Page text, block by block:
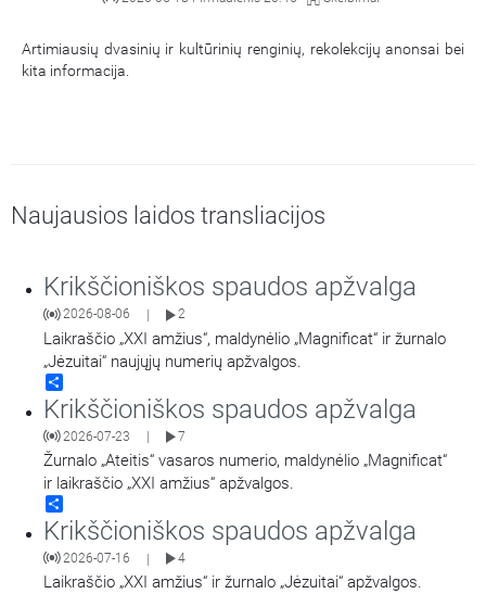
Artimiausių dvasinių ir kultūrinių renginių, rekolekcijų anonsai bei
kita informacija.
Naujausios laidos transliacijos
Krikščioniškos spaudos apžvalga
2026-08-06 2
Laikraščio „XXI amžius“, maldynėlio „Magnificat“ ir žurnalo
„Jėzuitai“ naujųjų numerių apžvalgos.
Krikščioniškos spaudos apžvalga
2026-07-23 7
Žurnalo „Ateitis“ vasaros numerio, maldynėlio „Magnificat“
ir laikraščio „XXI amžius“ apžvalgos.
Krikščioniškos spaudos apžvalga
2026-07-16 | 4
Laikraščio „XXI amžius“ ir žurnalo „Jėzuitai“ apžvalgos.